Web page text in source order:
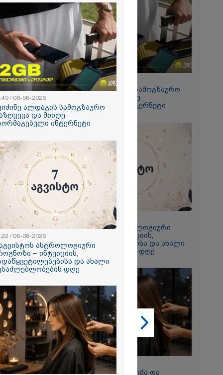
ფაქტზე
9-თვიანი
ოჯახისთვის"
რა
ემუქრება ნია
მას
15:49 / 06-08-2026
შეიძინე ალდაგის სამოგზაურო
დაზღვევა და მიიღე
გაორმაგებული ინტერნეტი
23:22 / 06-08-2026
7 აგვისტოს ასტროლოგიური
პროგნოზი – ინტუიციის,
გადაწყვეტილებებისა და ახალი
შესაძლებლობების დღე
10:49 / 04-08-2026
როდის შევიჭრათ თმა და
/ 06-08-2026
ალდაგის სამოგზაურო
და მიიღე
ინტერნეტი
/ 06-08-2026
ასტროლოგიური
– ინტუიციის,
და ახალი
დღე